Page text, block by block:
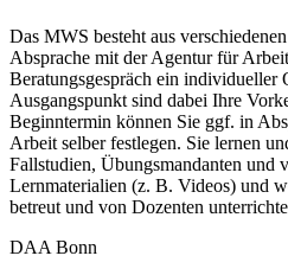
Das MWS besteht aus
Absprache mit der Agentur für
Beratungsgespräch ein
Ausgangspunkt sind dabei Ihre
Beginntermin können Sie ggf. in
Arbeit selber festlegen. Sie lernen
Fallstudien, Übungsmandanten und
Lernmaterialien (z. B. Videos) und
betreut und von Dozenten
DAA Bonn